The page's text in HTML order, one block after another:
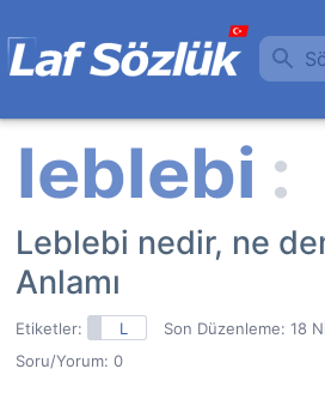
Leblebi nedir, ne
Anlamı
Etiketler: L Son Düzenleme: 18
Soru/Yorum: 0